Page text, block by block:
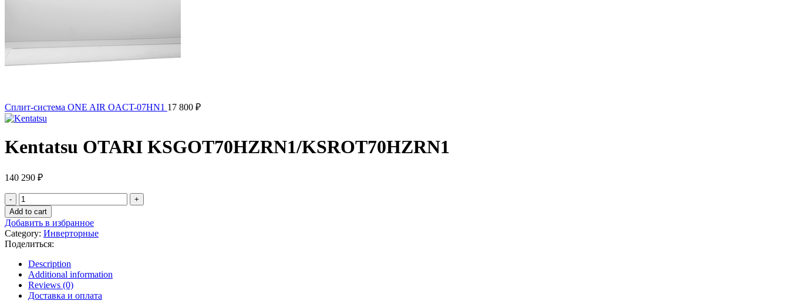
Сплит-система ONE AIR OACT-07HN1 17 800 ₽
Kentatsu OTARI KSGOT70HZRN1/KSROT70HZRN1
140 290 ₽
Kentatsu
OTARI
KSGOT70HZRN1/KSROT70HZRN1
quantity
Add to cart
Добавить в избранное
Category: Инверторные
Поделиться:
Description
Additional information
Reviews (0)
Доставка и оплата